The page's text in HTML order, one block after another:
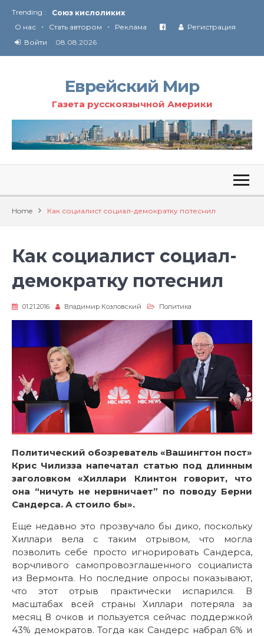
Trending :
Соглашение США с Ираном
Технология Революции в Иране
О нас • Стать автором • Реклама
Регистрация
Войти
08.08.2026
Еврейский Мир
Газета русскоязычной Америки
Home Как социалист социал-демократку потеснил
Как социалист социал-
демократку потеснил
01.21.2016 Владимир Козловский Политика
Политический обозреватель «Вашингтон пост»
Крис Чилизза напечатал статью под длинным
заголовком «Хиллари Клинтон говорит, что
она “ничуть не нервничает” по поводу Берни
Сандерса. А стоило бы».
Еще недавно это прозвучало бы дико, поскольку
Хиллари вела с таким отрывом, что могла
позволить себе просто игнорировать Сандерса,
ворчливого самопровозглашенного социалиста
из Вермонта. Но последние опросы показывают,
что этот отрыв практически испарился. В
масштабах всей страны Хиллари потеряла за
месяц 8 очков и пользуется сейчас поддержкой
43% демократов. Тогда как Сандерс набрал 6% и